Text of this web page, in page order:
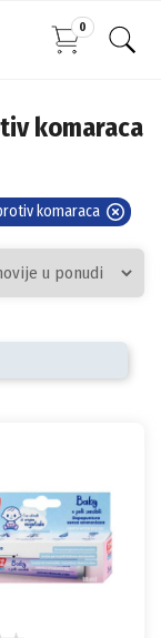
0
komaraca
komaraca